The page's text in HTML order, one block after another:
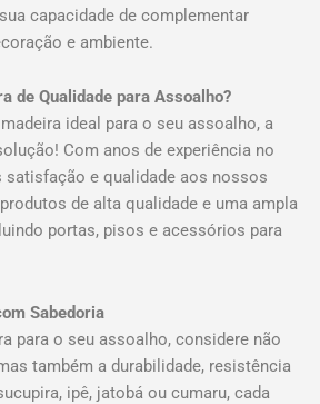
capacidade de complementar
e ambiente.
de Qualidade para Assoalho?
ideal para o seu assoalho, a
Com anos de experiência no
satisfação e qualidade aos nossos
de alta qualidade e uma ampla
portas, pisos e acessórios para
Sabedoria
para o seu assoalho, considere não
também a durabilidade, resistência
ipê, jatobá ou cumaru, cada